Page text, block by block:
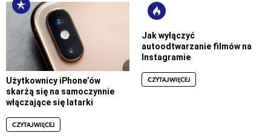
Użytkownicy iPhone’ów
skarżą się na samoczynnie
włączające się latarki
CZYTAJ WIĘCEJ
Jak wyłączyć
autoodtwarzanie filmów na
Instagramie
CZYTAJ WIĘCEJ